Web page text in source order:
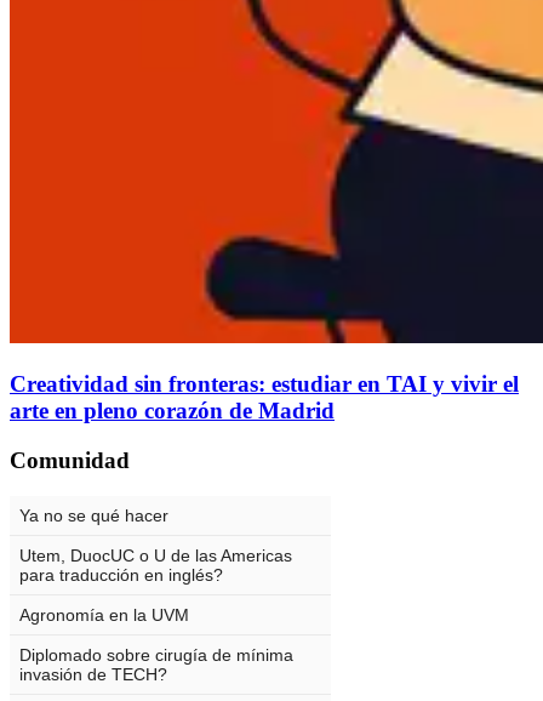
Creatividad sin fronteras: estudiar en TAI y vivir el
arte en pleno corazón de Madrid
Comunidad